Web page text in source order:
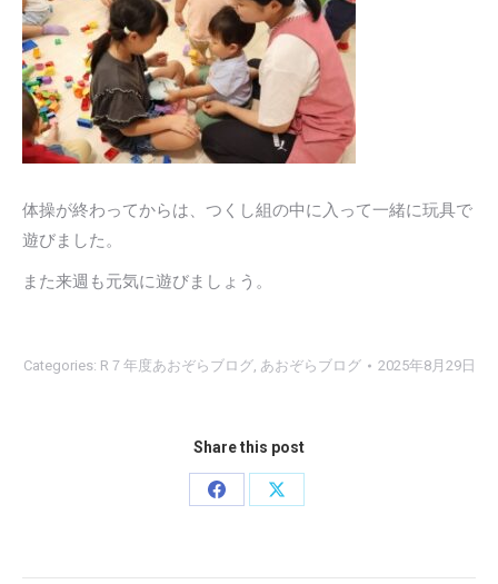
体操が終わってからは、つくし組の中に入って一緒に玩具で
遊びました。
また来週も元気に遊びましょう。
Categories: R７年度あおぞらブログ, あおぞらブログ 2025年8月29日
Share this post
Share
Share